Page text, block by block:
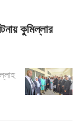
কুমিল্লার